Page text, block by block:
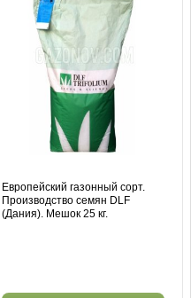
Европейский газонный сорт.
Производство семян DLF
(Дания). Мешок 25 кг.